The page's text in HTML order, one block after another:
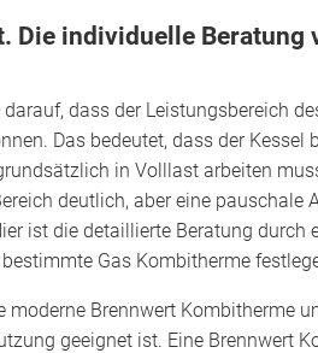
Die individuelle Beratung
dass der Leistungsbereich
Das bedeutet, dass der Kessel
in Volllast arbeiten
deutlich, aber eine pauschale
ist die detaillierte Beratung durch
Gas Kombitherme
moderne Brennwert Kombitherme
geeignet ist. Eine Brennwert